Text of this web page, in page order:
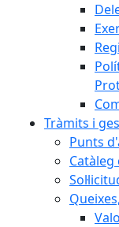
Tràmits i
Punts